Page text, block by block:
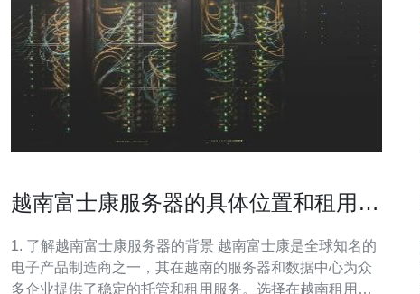
越南富士康服务器的具体位置和租用信
1. 了解越南富士康服务器的背景 越南富士康是全球知名的
电子产品制造商之一，其在越南的服务器和数据中心为众
多企业提供了稳定的托管和租用服务。选择在越南租用服